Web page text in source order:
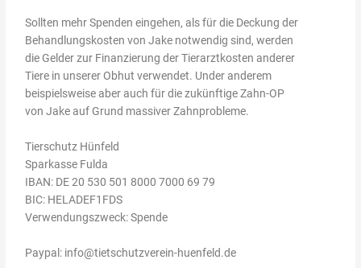
Sollten mehr Spenden eingehen, als für die Deckung der
Behandlungskosten von Jake notwendig sind, werden
die Gelder zur Finanzierung der Tierarztkosten anderer
Tiere in unserer Obhut verwendet. Under anderem
beispielsweise aber auch für die zukünftige Zahn-OP
von Jake auf Grund massiver Zahnprobleme.
Tierschutz Hünfeld
Sparkasse Fulda
IBAN: DE 20 530 501 8000 7000 69 79
BIC: HELADEF1FDS
Verwendungszweck: Spende
Paypal: info@tietschutzverein-huenfeld.de